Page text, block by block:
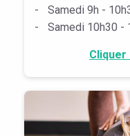
-
Samedi 9h -
-
Samedi 10h30 -